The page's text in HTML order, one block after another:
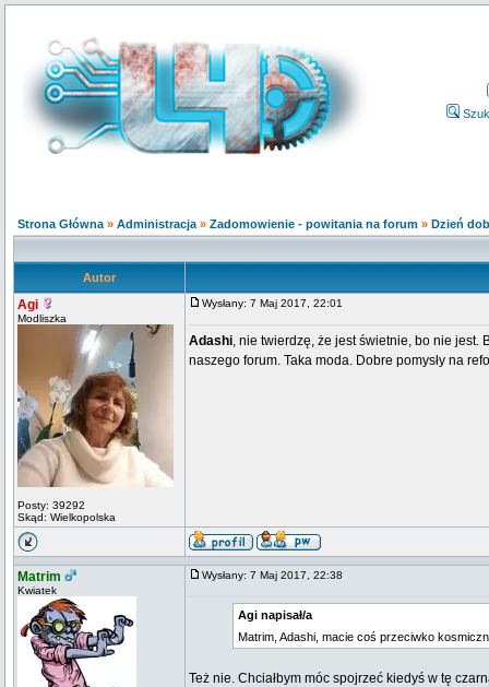
Strona Główna » Administracja » Zadomowienie - powitania na forum » Dzień
Autor
Agi
Modliszka
Posty: 39292
Skąd: Wielkopolska
Wysłany: 7 Maj 2017, 22:01
Adashi, nie twierdzę, że jest świetnie, bo nie jest.
naszego forum. Taka moda. Dobre pomysły na
Matrim
Kwiatek
Wysłany: 7 Maj 2017, 22:38
Agi napisał/a
Matrim, Adashi, macie coś przeciwko
Też nie. Chciałbym móc spojrzeć kiedyś w tę